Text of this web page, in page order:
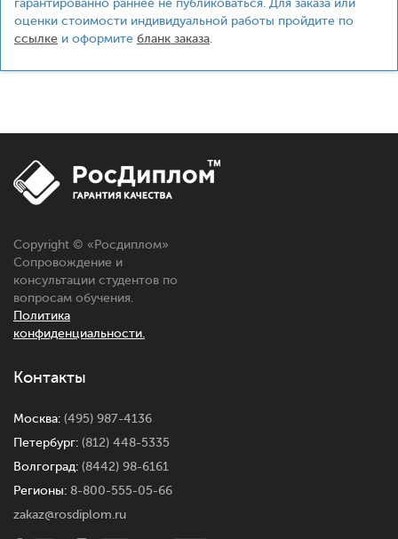
гарантированно раннее не публиковаться. Для заказа или
оценки стоимости индивидуальной работы пройдите по
ссылке и оформите бланк заказа
Copyright © «Росдиплом»
Сопровождение и
консультации студентов по
вопросам обучения.
Политика
конфиденциальности.
Контакты
Москва: (495) 987-4136
Петербург: (812) 448-5335
Волгоград: (8442) 98-6161
Регионы: 8-800-555-05-66
zakaz@rosdiplom.ru